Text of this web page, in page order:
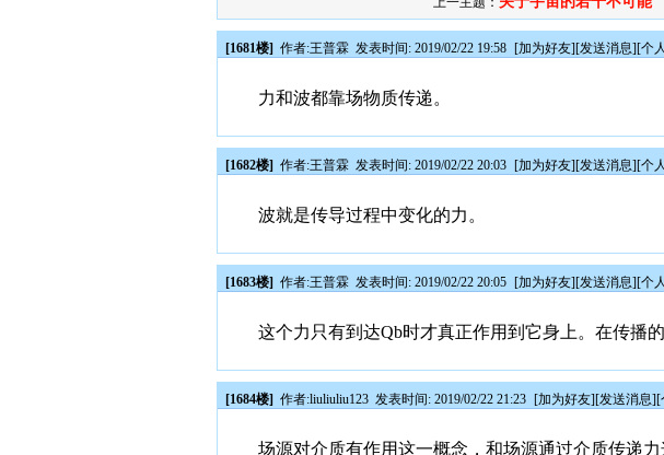
[1681楼] 作者:王普霖 发表时间: 2019/02/22 19:58 [加为好友][发送消息][个
力和波都靠场物质传递。
[1682楼] 作者:王普霖 发表时间: 2019/02/22 20:03 [加为好友][发送消息][个
波就是传导过程中变化的力。
[1683楼] 作者:王普霖 发表时间: 2019/02/22 20:05 [加为好友][发送消息][个
这个力只有到达Qb时才真正作用到它身上。在传播
[1684楼] 作者:liuliuliu123 发表时间: 2019/02/22 21:23 [加为好友][发送消息][
场源对介质有作用这一概念，和场源通过介质传递力